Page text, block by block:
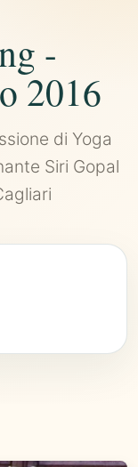
-
2016
di Yoga
Siri Gopal